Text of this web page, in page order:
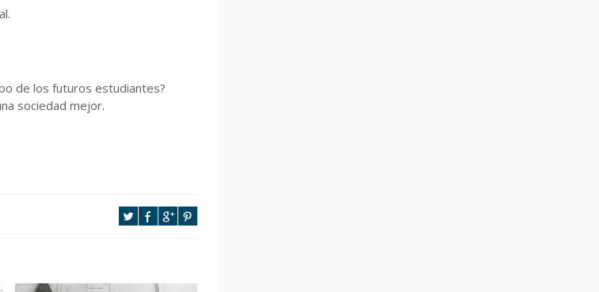
de los futuros estudiantes?
sociedad mejor.